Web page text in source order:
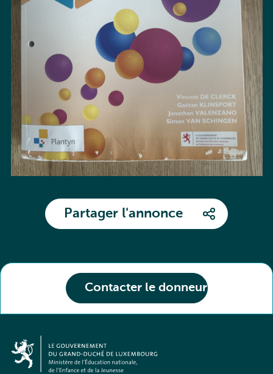
Contacter le donneur
Partager l'annonce